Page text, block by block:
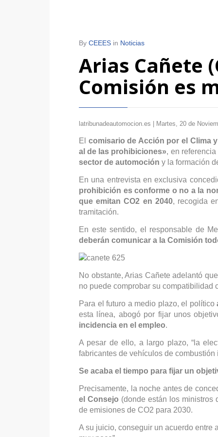
By CEEES in Noticias
Arias Cañete
Comisión es
latribunadeautomocion.es | Martes, 20 de
El comisario de Acción por el Clima
al de las prohibiciones», en
sector de automoción y la formación
En una entrevista en exclusiva
prohibición es conforme o no a la
que emitan CO2 en 2040, recogida
tramitación.
En este sentido, el responsable de
deberán comunicar a la Comisión
No obstante, Arias Cañete adelantó
no puede comprobar su compatibilidad
Para el futuro a medio plazo, el político
esta línea, abogó por fijar unos
incidencia en el empleo.
A pesar de ello, a largo plazo, “la
fabricantes de vehículos de combustión
Se acaba el tiempo para fijar un
Precisamente, la noche antes de
el Consejo (donde están los ministros
de emisiones de CO2 para 2030.
A su juicio, conseguir un acuerdo entre